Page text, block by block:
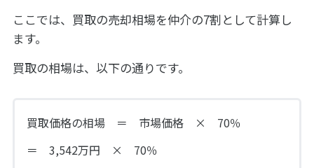
ここでは、買取の売却相場を仲介の7割として計算し
ます。
買取の相場は、以下の通りです。
買取価格の相場 ＝ 市場価格 × 70％
＝ 3,542万円 × 70％